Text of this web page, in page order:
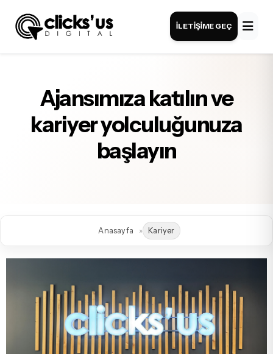
İLETIŞIME GEÇ
Ajansımıza katılın ve
kariyer yolculuğunuza
başlayın
Anasayfa Kariyer